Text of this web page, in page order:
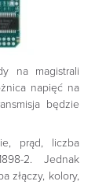
na magistrali
napięć na
będzie
prąd, liczba
2. Jednak
złączy, kolory,